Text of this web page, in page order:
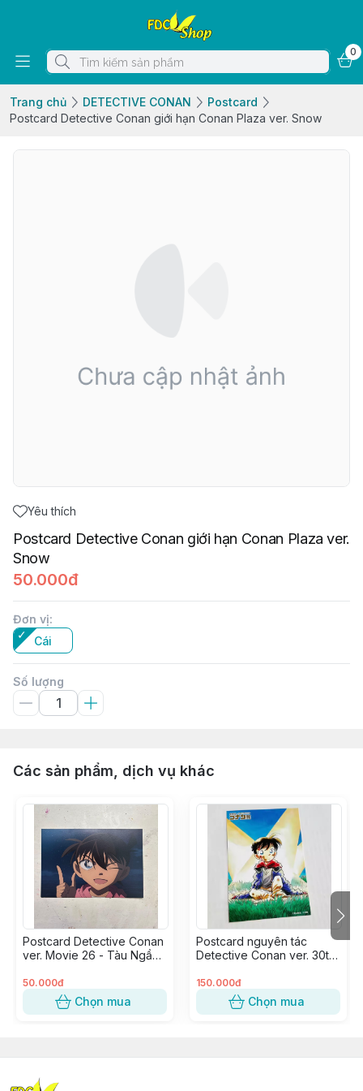
0
Trang chủ DETECTIVE CONAN
Postcard
Postcard Detective Conan giới hạn Conan Plaza ver. Snow
Yêu thích
Postcard Detective Conan giới hạn Conan Plaza ver.
Snow
50.000đ
Đơn vị:
Cái
Số lượng
Các sản phẩm, dịch vụ khác
Postcard Detective Conan
ver. Movie 26 - Tàu Ngầm
Conan (nháy mắt)
50.000đ
Chọn mua
Postcard nguyên tác
Detective Conan ver. 30th
Edogawa Conan Shrunk
150.000đ
Chọn mua